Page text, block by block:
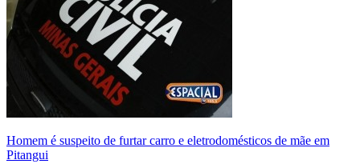
Homem é suspeito de furtar carro e eletrodomésticos de mãe em
Pitangui